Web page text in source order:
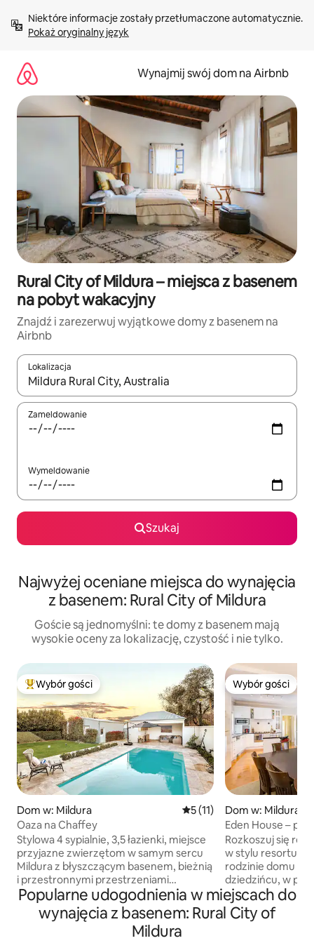
treści Pokaż oryginalny język
Wynajmij swój dom na Airbnb
Rural City of Mildura – miejsca z basenem
na pobyt wakacyjny
Znajdź i zarezerwuj wyjątkowe domy z basenem na
Airbnb
Lokalizacja
Gdy wyniki będą dostępne, możesz poruszać się po nich za
Zameldowanie
Wymeldowanie
Szukaj
Najwyżej oceniane miejsca do wynajęcia
z basenem: Rural City of Mildura
Goście są jednomyślni: te domy z basenem mają
wysokie oceny za lokalizację, czystość i nie tylko.
Najpopularniejsze z kategorii Wybór gości
Wybór gości
Dom w: Mildura Średnia ocena: 5 na 5,
5 (11)
Oaza na Chaffey
Stylowa 4 sypialnie, 3,5 łazienki, miejsce
przyjazne zwierzętom w samym sercu
Mildura z błyszczącym basenem, bieżnią
i przestronnymi przestrzeniami
rozrywkowymi na świeżym powietrzu z
grillem. Ten gustownie urządzony,
zabytkowy dom może pochwalić się w
pełni wyposażoną kuchnią, wanną z
Wybór gości
Wybór gości
Dom w: Mildura
Eden House –
stylu kurortu
Rozkoszuj się
w stylu resortu w
rodzinie domu na
dziedzińcu, w
udogodnień.
rodzin lub grup.
podwórko,
Popularne udogodnienia w miejscach do
wynajęcia z basenem: Rural City of
Mildura